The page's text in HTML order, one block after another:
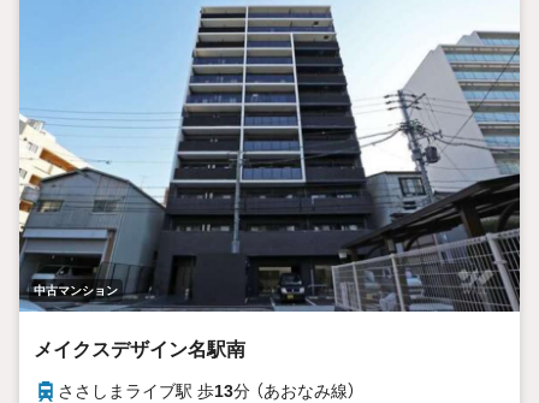
中古マンション
メイクスデザイン名駅南
ささしまライブ駅 歩13分 （あおなみ線）